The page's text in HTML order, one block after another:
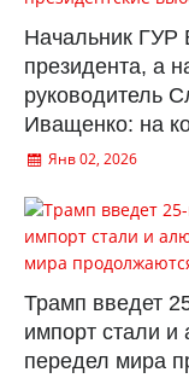
Начальник ГУР
президента, а
руководитель
Иващенко: на
Янв 02, 2026
Трамп введет
импорт стали
передел мира